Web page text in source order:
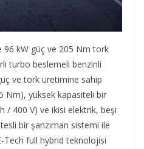
96 kW güç ve 205 Nm tork
turbo beslemeli benzinli
ve tork üretimine sahip
Nm), yüksek kapasiteli bir
/ 400 V) ve ikisi elektrik, beşi
bir şanzıman sistemi ile
Tech full hybrid teknolojisi